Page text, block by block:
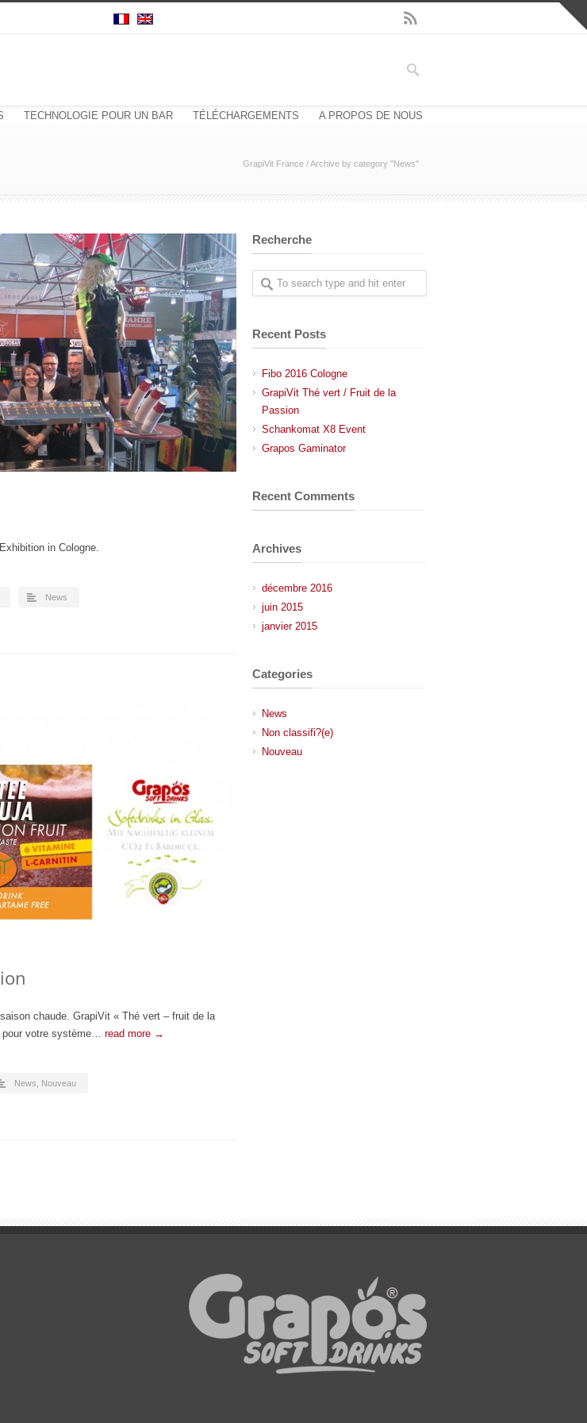
TECHNOLOGIE POUR UN BAR TÉLÉCHARGEMENTS A PROPOS DE NOUS
GrapiVit France /Archive by category "News"
in Cologne.
News
chaude. GrapiVit « Thé vert – fruit de la
pour votre système… read more →
News Nouveau
Recherche
Recent Posts
Fibo 2016 Cologne
GrapiVit Thé vert / Fruit de la
Passion
Schankomat X8 Event
Grapos Gaminator
Recent Comments
Archives
décembre 2016
juin 2015
janvier 2015
Categories
News
Non classifi?(e)
Nouveau